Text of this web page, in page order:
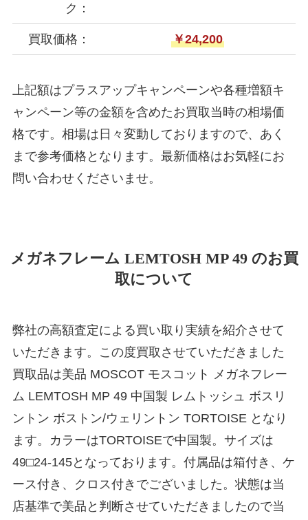
ク：
買取価格： ￥24,200
上記額はプラスアップキャンペーンや各種増額キ
ャンペーン等の金額を含めたお買取当時の相場価
格です。相場は日々変動しておりますので、あく
まで参考価格となります。最新価格はお気軽にお
問い合わせくださいませ。
メガネフレーム LEMTOSH MP 49 のお買
取について
弊社の高額査定による買い取り実績を紹介させて
いただきます。この度買取させていただきました
買取品は美品 MOSCOT モスコット メガネフレー
ム LEMTOSH MP 49 中国製 レムトッシュ ボスリ
ントン ボストン/ウェリントン TORTOISE となり
ます。カラーはTORTOISEで中国製。サイズは
49□24-145となっております。付属品は箱付き、ケ
ース付き、クロス付きでございました。状態は当
店基準で美品と判断させていただきましたので当